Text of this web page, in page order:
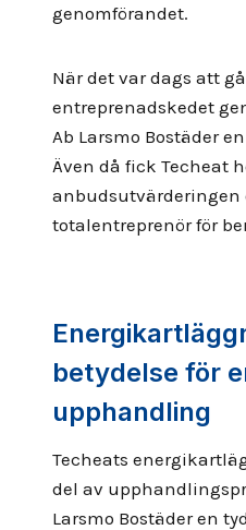
genomförandet.
När det var dags att
entreprenadskedet
Ab Larsmo Bostäder
Även då fick Techeat
anbudsutvärderingen
totalentreprenör för
betydelse för
upphandling
Techeats
del av
Larsmo Bostäder en